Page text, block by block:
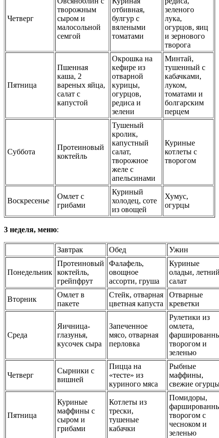
Четверг
творожным
сыром и
малосольной
семгой
отбивная,
булгур с
вялеными
томатами
зеленого
лука,
огурцов, яиц
и зернового
творога
Пятница
Пшенная
каша, 2
вареных яйца,
салат с
капустой
Окрошка на
кефире из
отварной
курицы,
огурцов,
редиса и
зелени
Минтай,
тушенный с
кабачками,
луком,
томатами и
болгарским
перцем
Суббота
Протеиновый
коктейль
Тушеный
кролик,
капустный
салат,
творожное
желе с
апельсинами
Куриные
котлеты с
творогом
Воскресенье
Омлет с
грибами
Куриный
холодец, соте
из овощей
Хумус,
огурцы
3 неделя, меню:
Завтрак Обед Ужин
Понедельник
Протеиновый
коктейль,
грейпфрут
Фалафель,
овощное
ассорти, груша
Куриные
оладьи,
салат
Вторник
Омлет в
пакете
Стейк, отварная
цветная капуста
Отварные
креветки
Среда
Яичница-
глазунья,
кусочек сыра
Запеченное
мясо, отварная
перловка
Рулетики из
омлета,
творогом и
зеленью
Четверг
Сырники с
вишней
Пицца на
«тесте» из
куриного мяса
Рыбные
маффины,
свежие
Пятница
Куриные
маффины с
сыром и
грибами
Котлеты из
трески,
тушеные
кабачки
Помидоры,
творогом с
чесноком и
зеленью